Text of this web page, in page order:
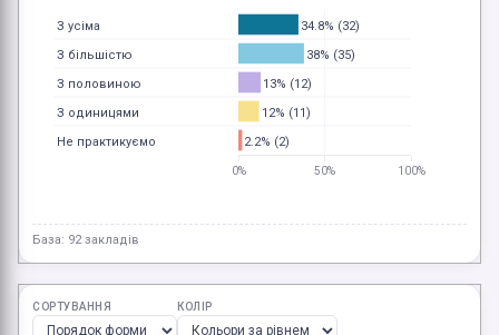
34.8% (32)
38% (35)
13% (12)
12% (11)
2.2% (2)
0% 50% 100%
З усіма
З більшістю
З половиною
З одиницями
Не практикуємо
База: 92 закладів
СОРТУВАННЯ КОЛІР